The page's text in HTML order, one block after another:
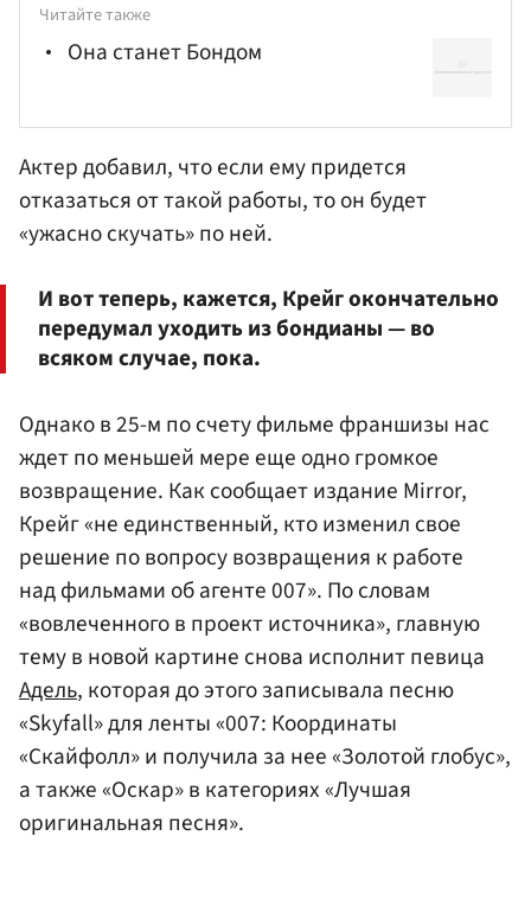
Читайте также
Она станет Бондом
Актер добавил, что если ему придется
отказаться от такой работы, то он будет
«ужасно скучать» по ней.
И вот теперь, кажется, Крейг окончательно
передумал уходить из бондианы — во
всяком случае, пока.
Однако в 25-м по счету фильме франшизы нас
ждет по меньшей мере еще одно громкое
возвращение. Как сообщает издание Mirror,
Крейг «не единственный, кто изменил свое
решение по вопросу возвращения к работе
над фильмами об агенте 007». По словам
«вовлеченного в проект источника», главную
тему в новой картине снова исполнит певица
Адель, которая до этого записывала песню
«Skyfall» для ленты «007: Координаты
«Скайфолл» и получила за нее «Золотой глобус»,
а также «Оскар» в категориях «Лучшая
оригинальная песня».